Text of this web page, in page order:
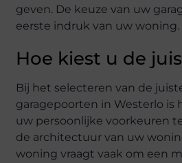
geven. De keuze van uw
eerste indruk van uw woning.
Hoe kiest u de
Bij het selecteren van de
garagepoorten in Westerlo is
uw persoonlijke voorkeuren
de architectuur van uw
woning vraagt vaak om een